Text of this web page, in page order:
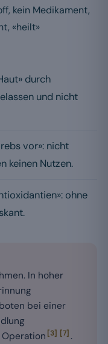
kein Medikament,
«heilt»
durch
und nicht
vor»: nicht
keinen Nutzen.
ohne
In hoher
bei einer
[3] [7] .